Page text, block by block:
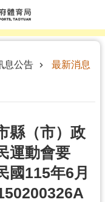
息公告 最新消息
縣（市）政
運動會要
國115年6月